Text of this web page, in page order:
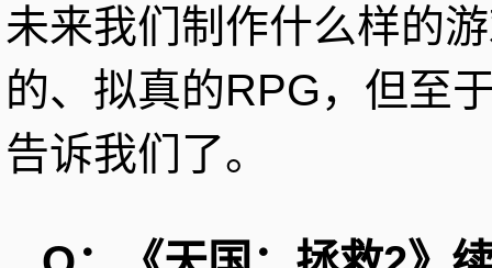
未来我们制作什么样的
的、拟真的RPG，但至
告诉我们了。